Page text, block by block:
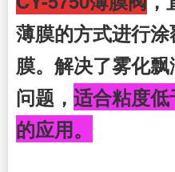
薄膜的方式进行
膜。解决了雾化
问题， 适合粘度
的应用。